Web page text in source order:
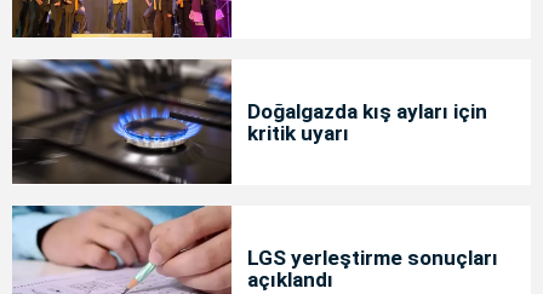
Doğalgazda kış ayları için
kritik uyarı
LGS yerleştirme sonuçları
açıklandı